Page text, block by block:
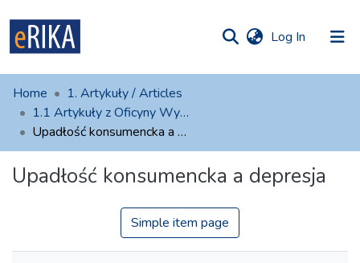
Log In (current)
UAFM
Information
For authors
Help
Home
1. Artykuły / Articles
1.1 Artykuły z Oficyny Wydawniczej AFM
Upadłość konsumencka a depresja
Upadłość konsumencka a depresja
Simple item page